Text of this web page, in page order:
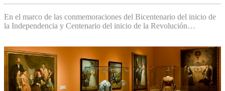
En el marco de las conmemoraciones del Bicentenario del inicio de
la Independencia y Centenario del inicio de la Revolución…